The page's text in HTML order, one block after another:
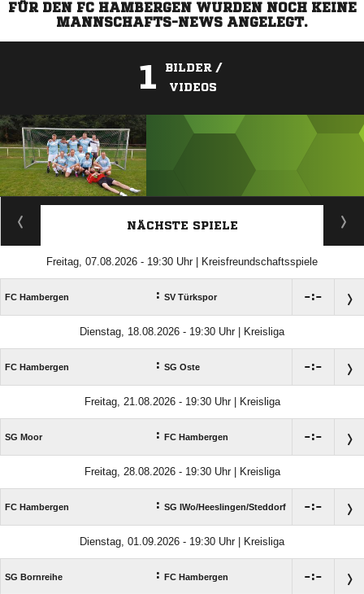
FÜR DEN FC HAMBERGEN WURDEN NOCH KEINE
MANNSCHAFTS-NEWS ANGELEGT.
1
BILDER /
VIDEOS
ANZEIGE
NÄCHSTE SPIELE
Freitag, 07.08.2026 - 19:30 Uhr | Kreisfreundschaftsspiele
FC Hambergen : SV Türkspor :
Dienstag, 18.08.2026 - 19:30 Uhr | Kreisliga
FC Hambergen : SG Oste :
Freitag, 21.08.2026 - 19:30 Uhr | Kreisliga
SG Moor : FC Hambergen :
Freitag, 28.08.2026 - 19:30 Uhr | Kreisliga
FC Hambergen : SG IWo/​Heeslingen/​Steddorf :
Dienstag, 01.09.2026 - 19:30 Uhr | Kreisliga
SG Bornreihe : FC Hambergen :